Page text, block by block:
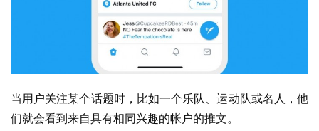
当用户关注某个话题时，比如一个乐队、运动队或名人，他
们就会看到来自具有相同兴趣的帐户的推文。